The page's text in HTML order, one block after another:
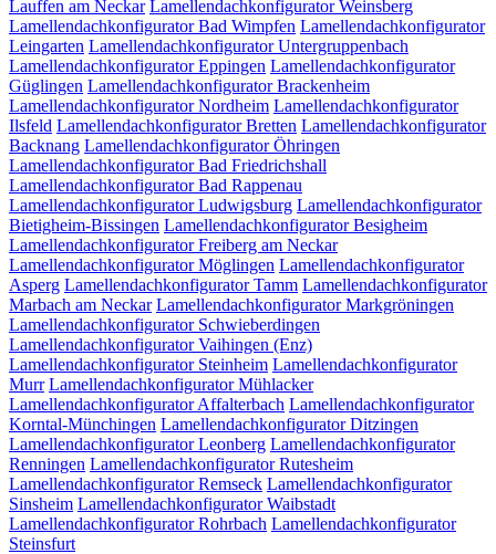
Lauffen am Neckar Lamellendachkonfigurator Weinsberg
Lamellendachkonfigurator Bad Wimpfen Lamellendachkonfigurator
Leingarten Lamellendachkonfigurator Untergruppenbach
Lamellendachkonfigurator Eppingen Lamellendachkonfigurator
Güglingen Lamellendachkonfigurator Brackenheim
Lamellendachkonfigurator Nordheim Lamellendachkonfigurator
Ilsfeld Lamellendachkonfigurator Bretten Lamellendachkonfigurator
Backnang Lamellendachkonfigurator Öhringen
Lamellendachkonfigurator Bad Friedrichshall
Lamellendachkonfigurator Bad Rappenau
Lamellendachkonfigurator Ludwigsburg Lamellendachkonfigurator
Bietigheim-Bissingen Lamellendachkonfigurator Besigheim
Lamellendachkonfigurator Freiberg am Neckar
Lamellendachkonfigurator Möglingen Lamellendachkonfigurator
Asperg Lamellendachkonfigurator Tamm Lamellendachkonfigurator
Marbach am Neckar Lamellendachkonfigurator Markgröningen
Lamellendachkonfigurator Schwieberdingen
Lamellendachkonfigurator Vaihingen (Enz)
Lamellendachkonfigurator Steinheim Lamellendachkonfigurator
Murr Lamellendachkonfigurator Mühlacker
Lamellendachkonfigurator Affalterbach Lamellendachkonfigurator
Korntal-Münchingen Lamellendachkonfigurator Ditzingen
Lamellendachkonfigurator Leonberg Lamellendachkonfigurator
Renningen Lamellendachkonfigurator Rutesheim
Lamellendachkonfigurator Remseck Lamellendachkonfigurator
Sinsheim Lamellendachkonfigurator Waibstadt
Lamellendachkonfigurator Rohrbach Lamellendachkonfigurator
Steinsfurt